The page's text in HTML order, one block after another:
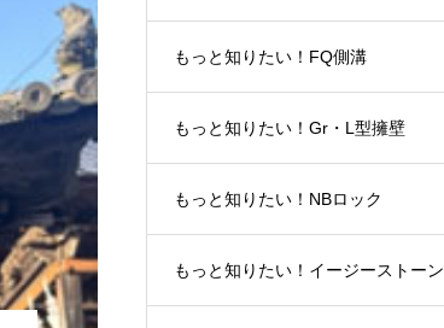
もっと知りたい！FQ側溝
もっと知りたい！Gr・L型擁壁
もっと知りたい！NBロック
もっと知りたい！イージーストーン